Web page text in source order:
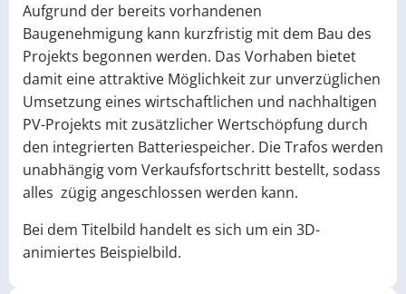
Aufgrund der bereits vorhandenen
Baugenehmigung kann kurzfristig mit dem Bau des
Projekts begonnen werden. Das Vorhaben bietet
damit eine attraktive Möglichkeit zur unverzüglichen
Umsetzung eines wirtschaftlichen und nachhaltigen
PV-Projekts mit zusätzlicher Wertschöpfung durch
den integrierten Batteriespeicher. Die Trafos werden
unabhängig vom Verkaufsfortschritt bestellt, sodass
alles zügig angeschlossen werden kann.
Bei dem Titelbild handelt es sich um ein 3D-
animiertes Beispielbild.